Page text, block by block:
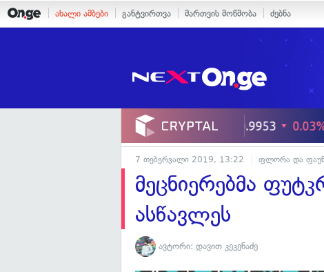
ახალი ამბები განტვირთვა მართვის მოწმობა ძებნა
7 თებერვალი 2019, 13:22 ფლორა და
მეცნიერებმა
ასწავლეს
ავტორი: დავით კეკენაძე